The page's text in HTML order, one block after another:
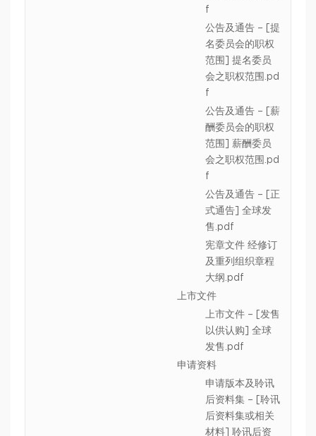
f
公告及通告 – [提
名委员会的职权
范围] 提名委员
会之职权范围.pd
f
公告及通告 – [薪
酬委员会的职权
范围] 薪酬委员
会之职权范围.pd
f
公告及通告 – [正
式通告] 全球发
售.pdf
宪章文件 经修订
及重列组织章程
大纲.pdf
上市文件
上市文件 – [发售
以供认购] 全球
发售.pdf
申请资料
申请版本及聆讯
后资料集 – [聆讯
后资料集或相关
材料] 聆讯后资